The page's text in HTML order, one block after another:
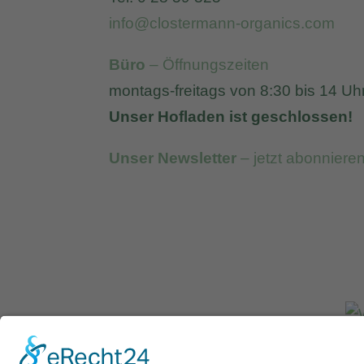
info@clostermann-organics.com
Büro – Öffnungszeiten
montags-freitags von 8:30 bis 14
Unser Hofladen ist geschlossen!
Unser Newsletter – jetzt